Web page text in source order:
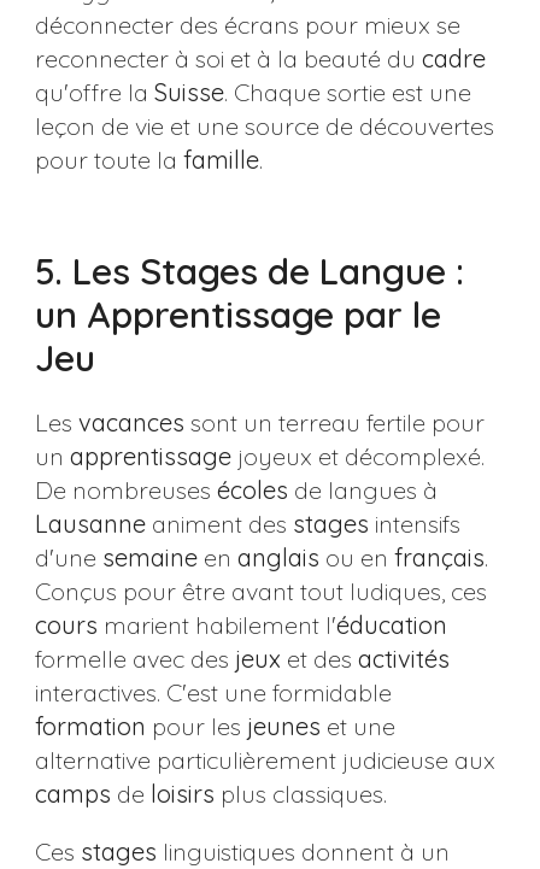
déconnecter des écrans pour mieux se
reconnecter à soi et à la beauté du cadre
qu'offre la Suisse. Chaque sortie est une
leçon de vie et une source de découvertes
pour toute la famille.
5. Les Stages de Langue :
un Apprentissage par le
Jeu
Les vacances sont un terreau fertile pour
un apprentissagejoyeux et décomplexé.
De nombreuses écoles de langues à
Lausanneaniment des stages intensifs
d'une semaineen anglais ou en français.
Conçus pour être avant tout ludiques, ces
cours marient habilement l'éducation
formelle avec des jeux et des activités
interactives. C'est une formidable
formation pour les jeunes et une
alternative particulièrement judicieuse aux
camps de loisirs plus classiques.
Ces stages linguistiques donnent à un